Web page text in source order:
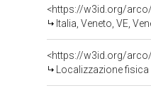
<https://w3id.org/
Italia, Veneto, VE,
<https://w3id.org/
Localizzazione